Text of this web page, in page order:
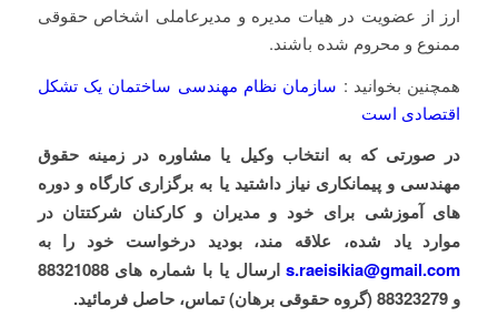
ارز از عضویت در هیات مدیره و مدیرعاملی اشخاص حقوقی
ممنوع و محروم شده باشند.
همچنین بخوانید :‌ سازمان نظام مهندسی ساختمان یک تشکل
اقتصادی است
در صورتی که به انتخاب وکیل یا مشاوره در زمینه حقوق
مهندسی و پیمانکاری نیاز داشتید یا به برگزاری کارگاه و دوره
های آموزشی برای خود و مدیران و کارکنان شرکتتان در
موارد یاد شده، علاقه مند، بودید درخواست خود را به
s.raeisikia@gmail.com
ارسال یا با شماره های 88321088
و 88323279 (گروه حقوقی برهان) تماس، حاصل فرمائید.